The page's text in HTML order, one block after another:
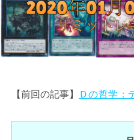
【前回の記事】 Ｄの哲学：